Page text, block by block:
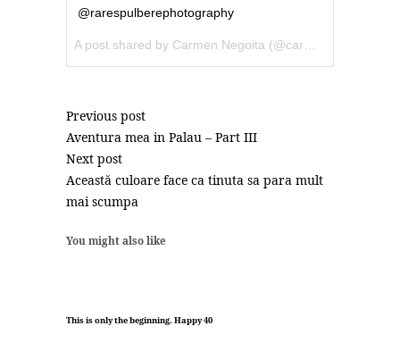
@rarespulberephotography
A post shared by Carmen Negoita (@carmennegoita) on
Previous post
Aventura mea in Palau – Part III
Next post
Această culoare face ca tinuta sa para mult
mai scumpa
You might also like
This is only the beginning. Happy 40